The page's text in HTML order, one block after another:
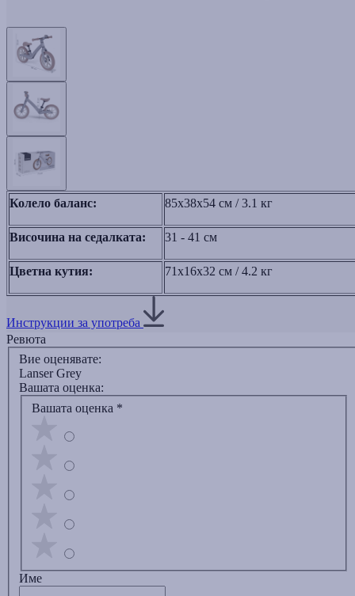
Колело баланс: 85x38x54 cм / 3.1 кг
Височина на седалката: 31 - 41 см
Цветна кутия: 71x16x32 см / 4.2 кг
Инструкции за употреба
Ревюта
Вие оценявате:
Lanser Grey
Вашата оценка:
Вашата оценка *
Име